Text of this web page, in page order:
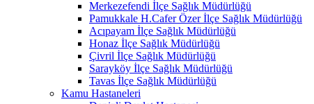
Merkezefendi İlçe Sağlık Müdürlüğü
Pamukkale H.Cafer Özer İlçe Sağlık Müdürlüğü
Acıpayam İlçe Sağlık Müdürlüğü
Honaz İlçe Sağlık Müdürlüğü
Çivril İlçe Sağlık Müdürlüğü
Sarayköy İlçe Sağlık Müdürlüğü
Tavas İlçe Sağlık Müdürlüğü
Kamu Hastaneleri